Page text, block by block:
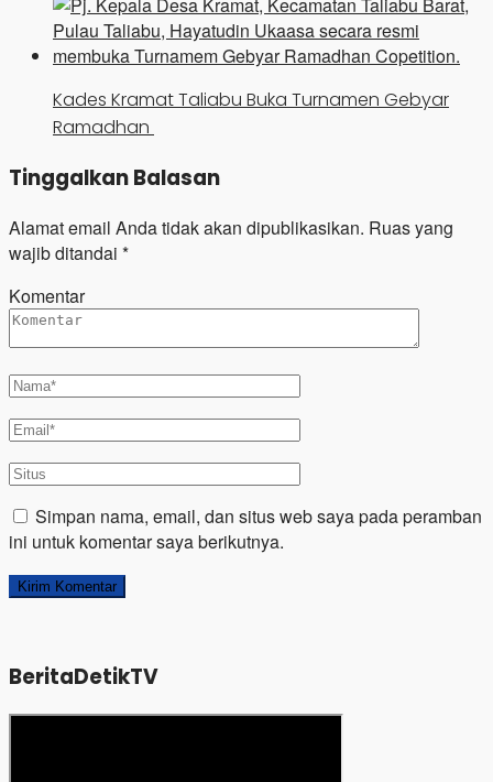
Kades Kramat Taliabu Buka Turnamen Gebyar
Ramadhan
Tinggalkan Balasan
Alamat email Anda tidak akan dipublikasikan. Ruas yang
wajib ditandai *
Komentar
Simpan nama, email, dan situs web saya pada peramban
ini untuk komentar saya berikutnya.
BeritaDetikTV